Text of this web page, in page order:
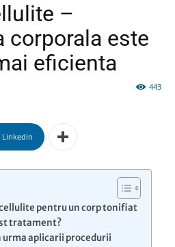
–
corporala este
eficienta
443
Linkedin
pentru un corp tonifiat
tratament?
aplicarii procedurii